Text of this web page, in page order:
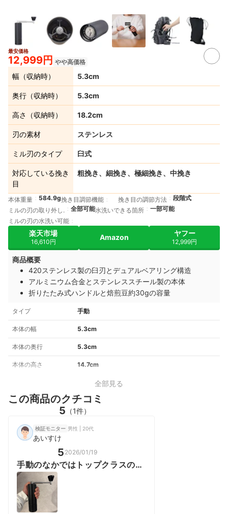
最安価格
12,999円 やや高価格
幅（収納時） 5.3cm
奥行（収納時） 5.3cm
高さ（収納時） 18.2cm
刃の素材 ステンレス
ミル刃のタイプ 臼式
対応している挽き
目
粗挽き、細挽き、極細挽き、中挽き
本体重量 584.9g挽き目調節機能 挽き目の調節方法
段階式
ミルの刃の取り外し.
全部可能水洗いできる箇所
一部可能
ミルの刃の水洗い可能
楽天市場
16,610円
Amazon ヤフー
12,999円
商品概要
420ステンレス製の臼刃とデュアルベアリング構造
アルミニウム合金とステンレススチール製の本体
折りたたみ式ハンドルと焙煎豆約30gの容量
タイプ 手動
本体の幅 5.3cm
本体の奥行 5.3cm
本体の高さ 14.7cm
全部見る
この商品のクチコミ
5 （1件）
検証モニター 男性 | 20代
あいすけ
5 2026/01/19
手動のなかではトップクラスのク
オリティ